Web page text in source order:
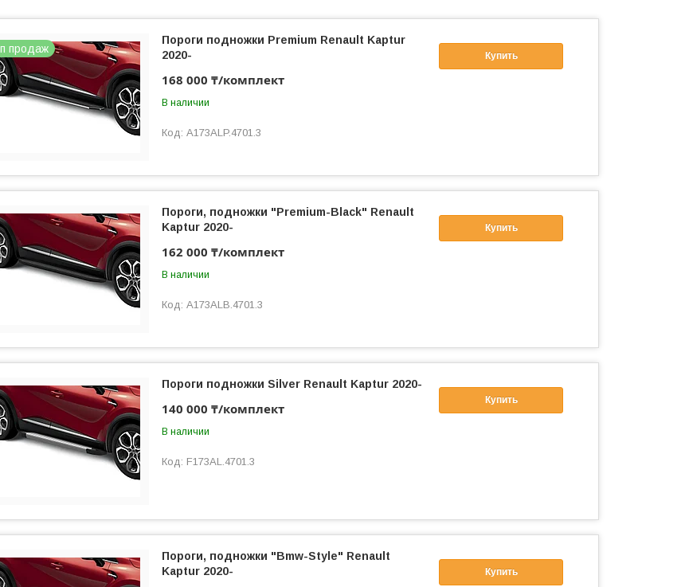
продаж
Купить
Пороги подножки Premium Renault Kaptur
2020-
168 000 ₸/комплект
В наличии
A173ALP.4701.3
Купить
Пороги, подножки "Premium-Black" Renault
Kaptur 2020-
162 000 ₸/комплект
В наличии
A173ALB.4701.3
Купить
Пороги подножки Silver Renault Kaptur 2020-
140 000 ₸/комплект
В наличии
F173AL.4701.3
Купить
Пороги, подножки "Bmw-Style" Renault
Kaptur 2020-